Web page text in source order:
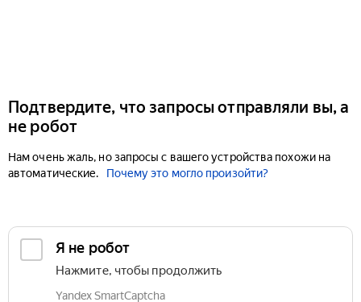
Подтвердите, что запросы отправляли вы, а
не робот
Нам очень жаль, но запросы с вашего устройства похожи на
автоматические.
Почему это могло произойти?